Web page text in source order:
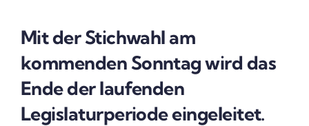
Mit der Stichwahl am
kommenden Sonntag wird das
Ende der laufenden
Legislaturperiode eingeleitet.